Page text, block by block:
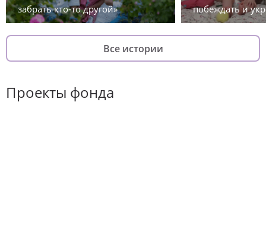
забрать кто-то другой»
побеждать и
Все истории
Проекты фонда